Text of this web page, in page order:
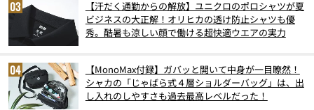
【汗だく通勤からの解放】ユニクロのポロシャツが夏
ビジネスの大正解！オリヒカの透け防止シャツも優
秀。酷暑も涼しい顔で働ける超快適ウエアの実力
【MonoMax付録】ガバッと開いて中身が一目瞭然！
シャカの「じゃばら式４層ショルダーバッグ」は、出
し入れのしやすさも過去最高レベルだった！